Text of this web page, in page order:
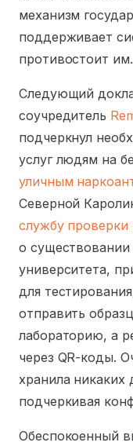
механизм
поддерживает
противостоит им.
Следующий
соучредитель
подчеркнул
услуг людям на
уличным
Северной
службу проверки
о
университета,
для
отправить
лабораторию, а
через QR-коды.
хранила никаких
подчеркивая
Обеспокоенный